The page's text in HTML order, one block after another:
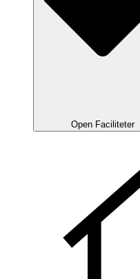
Open Faciliteter